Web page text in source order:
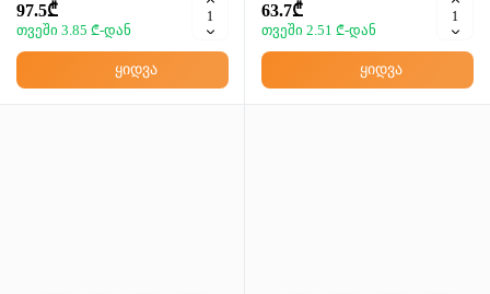
97.5₾
თვეში 3.85 ₾-დან
ყიდვა
63.7₾
თვეში 2.51 ₾-დან
ყიდვა